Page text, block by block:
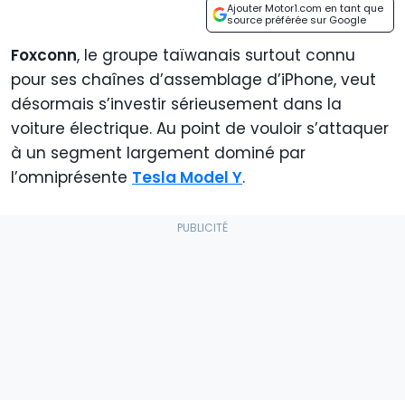
Ajouter Motor1.com en tant que
source préférée sur Google
Foxconn, le groupe taïwanais surtout connu
pour ses chaînes d’assemblage d’iPhone, veut
désormais s’investir sérieusement dans la
voiture électrique. Au point de vouloir s’attaquer
à un segment largement dominé par
l’omniprésente Tesla Model Y.